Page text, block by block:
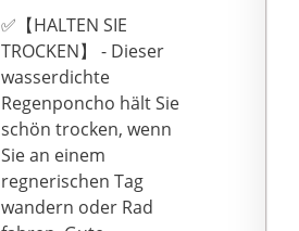
Verwendung: Der
Regenponcho eignet
sich hervorragend zum
Camping, Wandern,
Jagen, Angeln,
Vogelbeobachtung
oder vielen anderen
Outdoor Aktivitäten.
Weitere
✅【HALTEN SIE
TROCKEN】 - Dieser
wasserdichte
Regenponcho hält Sie
schön trocken, wenn
Sie an einem
regnerischen Tag
wandern oder Rad